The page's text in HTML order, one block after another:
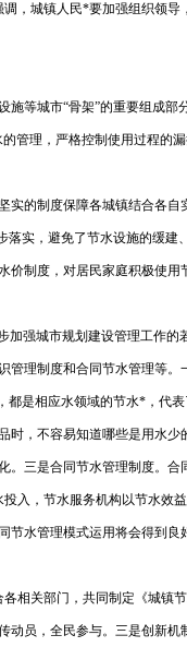
，城镇人民*要加强组织领
等城市“骨架”的重要组成部
管理，严格控制使用过程的漏
的制度保障各城镇结合各自
实，避免了节水设施的缓
制度，对居民家庭积极使
强城市规划建设管理工作的
理制度和合同节水管理等
是相应水领域的节水*，代
，不容易知道哪些是用水少
三是合同节水管理制度。
入，节水服务机构以节水效
同节水管理模式运用将会得
相关部门，共同制定《城镇
员，全民参与。三是创新